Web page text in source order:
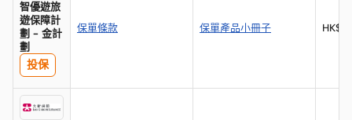
智優遊旅
遊保障計
劃 - 金計
劃
投保
保單條款 保單產品小冊子